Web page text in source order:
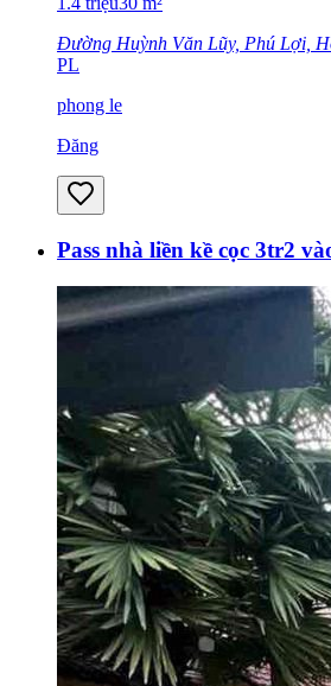
Đường Huỳnh Văn Lũy, Phú Lợi,
PL
phong le
Đăng
Pass nhà liền kề cọc 3tr2